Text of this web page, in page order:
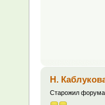
Н.
Старожил форума